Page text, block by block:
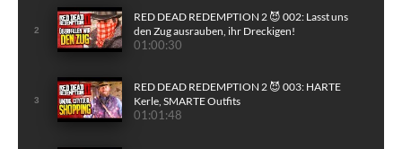
2
RED DEAD REDEMPTION 2 😈 002: Lasst uns
den Zug ausrauben, ihr Dreckigen!
01:00:30
3
RED DEAD REDEMPTION 2 😈 003: HARTE
Kerle, SMARTE Outfits
01:01:48